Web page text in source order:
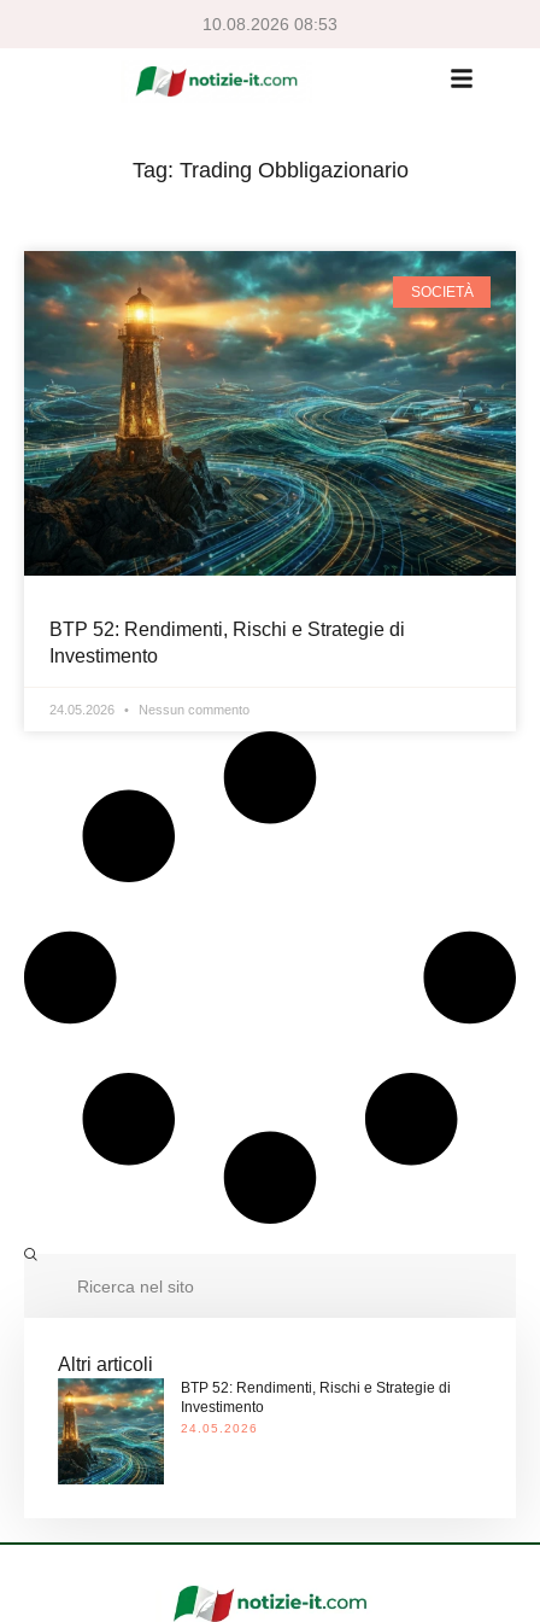
10.08.2026 08:53
Tag: Trading Obbligazionario
SOCIETÀ
BTP 52: Rendimenti, Rischi e Strategie di
Investimento
24.05.2026 Nessun commento
Altri articoli
BTP 52: Rendimenti, Rischi e Strategie di
Investimento
24.05.2026